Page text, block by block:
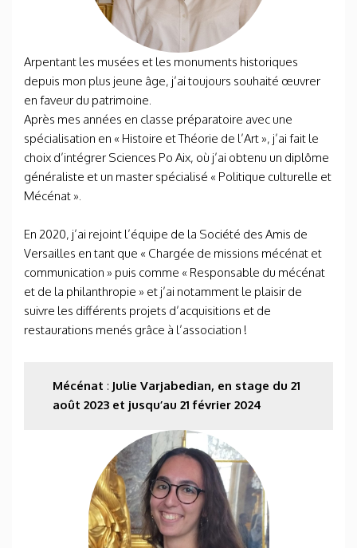
Arpentant les musées et les monuments historiques
depuis mon plus jeune âge, j’ai toujours souhaité œuvrer
en faveur du patrimoine.
Après mes années en classe préparatoire avec une
spécialisation en « Histoire et Théorie de l’Art », j’ai fait le
choix d’intégrer Sciences Po Aix, où j’ai obtenu un diplôme
généraliste et un master spécialisé « Politique culturelle et
Mécénat ».
En 2020, j’ai rejoint l’équipe de la Société des Amis de
Versailles en tant que « Chargée de missions mécénat et
communication » puis comme « Responsable du mécénat
et de la philanthropie » et j’ai notamment le plaisir de
suivre les différents projets d’acquisitions et de
restaurations menés grâce à l’association !
Mécénat : Julie Varjabedian, en stage du 21
août 2023 et jusqu’au 21 février 2024